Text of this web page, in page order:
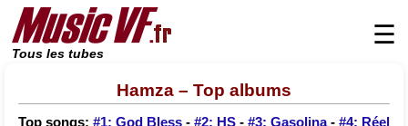
Tous les tubes
☰
Hamza – Top albums
Top songs: #1: God Bless - #2: HS - #3: Gasolina- #4: Réel